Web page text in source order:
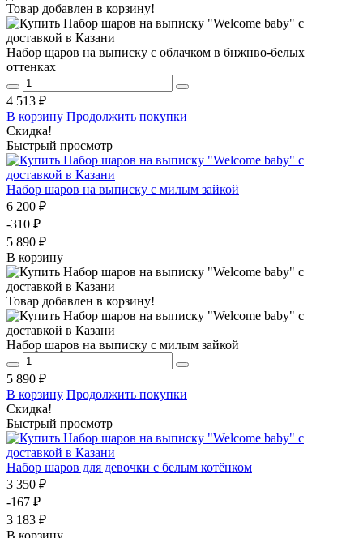
Товар добавлен в корзину!
Набор щаров на выписку с облачком в бнжнво-белых
оттенках
4 513 ₽
В корзину Продолжить покупки
Скидка!
Быстрый просмотр
Набор шаров на выписку с милым зайкой
6 200 ₽
-310 ₽
5 890 ₽
В корзину
Товар добавлен в корзину!
Набор шаров на выписку с милым зайкой
5 890 ₽
В корзину Продолжить покупки
Скидка!
Быстрый просмотр
Набор шаров для девочки с белым котёнком
3 350 ₽
-167 ₽
3 183 ₽
В корзину